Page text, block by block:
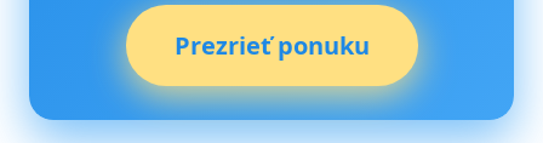
Prezrieť ponuku